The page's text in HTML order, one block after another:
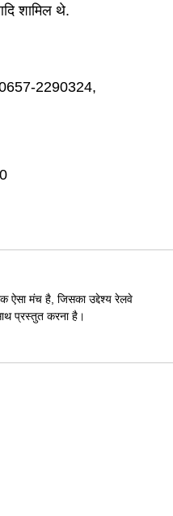
शामिल थे.
2290324,
ऐसा मंच है, जिसका उद्देश्य रेलवे
प्रस्तुत करना है।